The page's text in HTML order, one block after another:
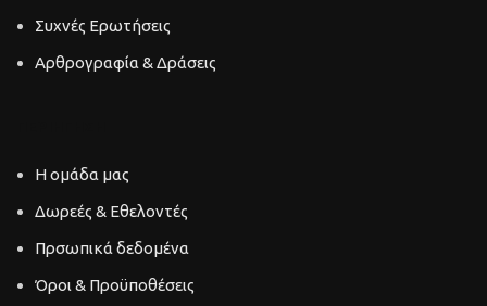
Συχνές Ερωτήσεις
Αρθρογραφία & Δράσεις
Η ομάδα μας
Δωρεές & Εθελοντές
Πρσωπικά δεδομένα
Όροι & Προϋποθέσεις